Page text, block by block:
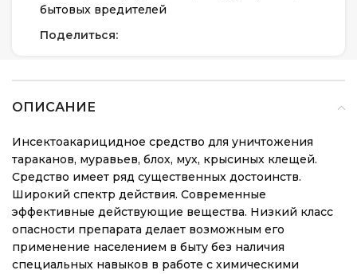
бытовых вредителей
Поделиться:
ОПИСАНИЕ
Инсектоакарицидное средство для уничтожения
тараканов, муравьев, блох, мух, крысиных клещей.
Средство имеет ряд существенных достоинств.
Широкий спектр действия. Современные
эффективные действующие вещества. Низкий класс
опасности препарата делает возможным его
применение населением в быту без наличия
специальных навыков в работе с химическими